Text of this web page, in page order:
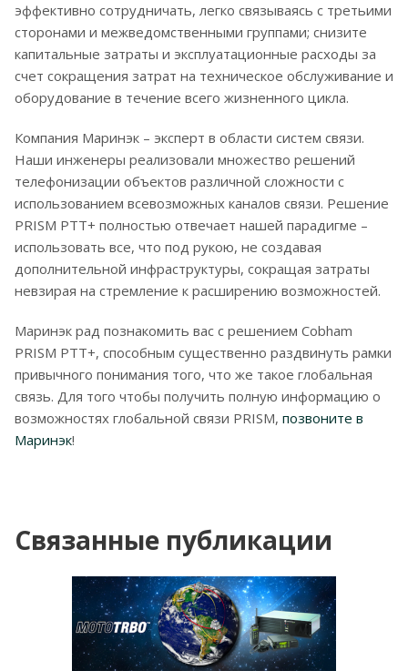
эффективно сотрудничать, легко связываясь с третьими
сторонами и межведомственными группами; снизите
капитальные затраты и эксплуатационные расходы за
счет сокращения затрат на техническое обслуживание и
оборудование в течение всего жизненного цикла.
Компания Маринэк – эксперт в области систем связи.
Наши инженеры реализовали множество решений
телефонизации объектов различной сложности с
использованием всевозможных каналов связи. Решение
PRISM PTT+ полностью отвечает нашей парадигме –
использовать все, что под рукою, не создавая
дополнительной инфраструктуры, сокращая затраты
невзирая на стремление к расширению возможностей.
Маринэк рад познакомить вас с решением Cobham
PRISM PTT+, способным существенно раздвинуть рамки
привычного понимания того, что же такое глобальная
связь. Для того чтобы получить полную информацию о
возможностях глобальной связи PRISM, позвоните в
Маринэк!
Связанные публикации